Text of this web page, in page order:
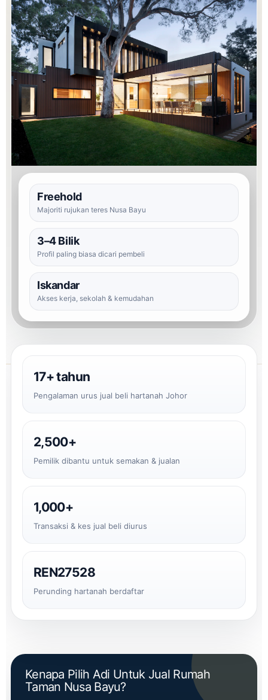
Freehold
Majoriti rujukan teres Nusa Bayu
3–4 Bilik
Profil paling biasa dicari pembeli
Iskandar
Akses kerja, sekolah & kemudahan
17+ tahun
Pengalaman urus jual beli hartanah Johor
2,500+
Pemilik dibantu untuk semakan & jualan
1,000+
Transaksi & kes jual beli diurus
REN27528
Perunding hartanah berdaftar
Kenapa Pilih Adi Untuk Jual Rumah
Taman Nusa Bayu?